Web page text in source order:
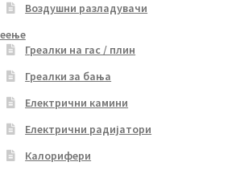
Воздушни разладувачи
Греалки на гас / плин
Греалки за бања
Електрични камини
Електрични радијатори
Калорифери